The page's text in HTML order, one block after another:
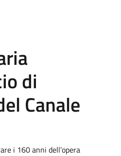
di
Canale
i 160 anni dell’opera